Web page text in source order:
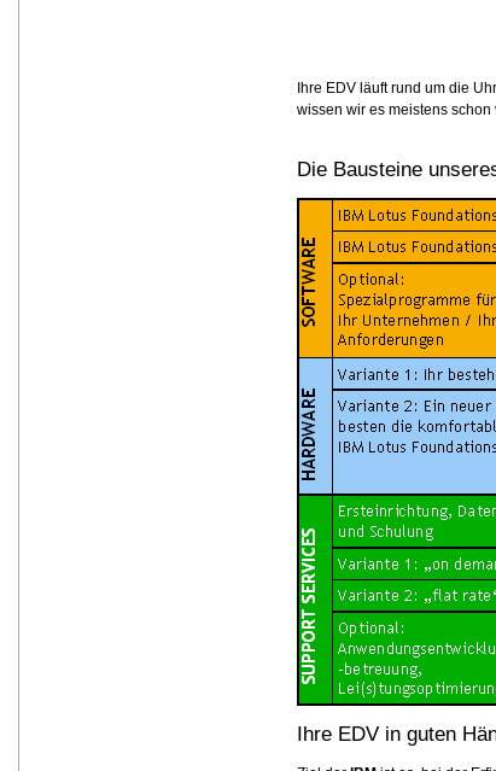
Ihre EDV läuft rund um die
wissen wir es meistens
Die Bausteine
Ihre EDV in guten